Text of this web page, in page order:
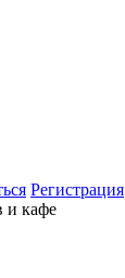
Регистрация
и кафе